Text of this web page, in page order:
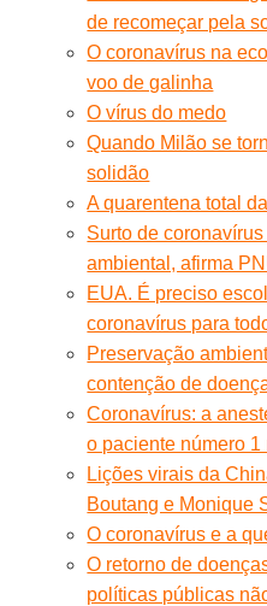
de recomeçar pela
O coronavírus na
voo de galinha
O vírus do medo
Quando Milão se
solidão
A quarentena total
Surto de
ambiental, afirma
EUA. É preciso
coronavírus para
Preservação
contenção de
Coronavírus: a
o paciente número 1
Lições virais da
Boutang e Monique
O coronavírus e a
O retorno de
políticas públicas